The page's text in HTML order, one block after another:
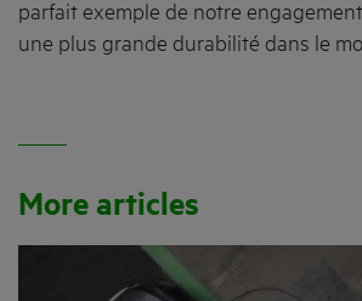
parfait exemple de notre
une plus grande durabilité dans le
More articles